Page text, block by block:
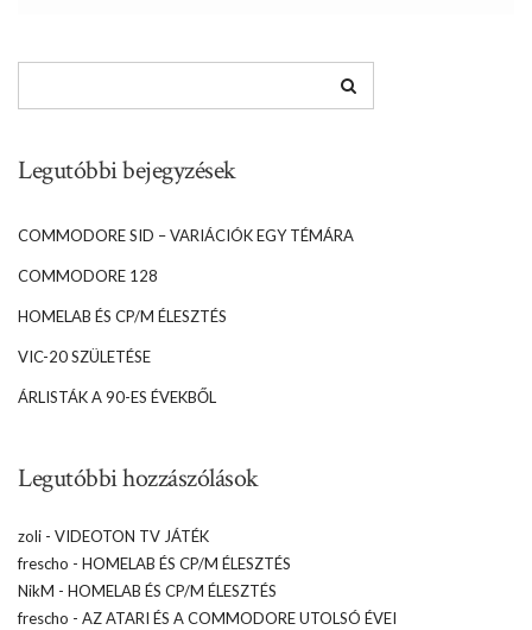
Legutóbbi bejegyzések
COMMODORE SID – VARIÁCIÓK EGY TÉMÁRA
COMMODORE 128
HOMELAB ÉS CP/M ÉLESZTÉS
VIC-20 SZÜLETÉSE
ÁRLISTÁK A 90-ES ÉVEKBŐL
Legutóbbi hozzászólások
zoli - VIDEOTON TV JÁTÉK
frescho - HOMELAB ÉS CP/M ÉLESZTÉS
NikM - HOMELAB ÉS CP/M ÉLESZTÉS
frescho - AZ ATARI ÉS A COMMODORE UTOLSÓ ÉVEI